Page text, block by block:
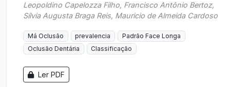
Leopoldino Capelozza Filho, Francisco Antônio Bertoz,
Sílvia Augusta Braga Reis, Mauricio de Almeida Cardoso
Má Oclusão prevalencia
Padrão Face Longa
Oclusão Dentária
Classificação
Ler PDF